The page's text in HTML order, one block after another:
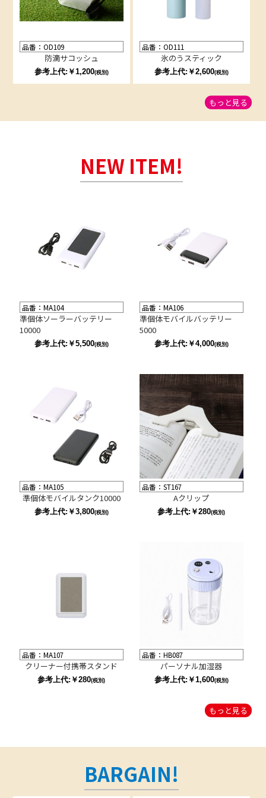
品番：OD109
防滴サコッシュ
参考上代:￥1,200(税別)
品番：OD111
氷のうスティック
参考上代:￥2,600(税別)
もっと見る
NEW ITEM!
品番：MA104
準個体ソーラーバッテリー
10000
参考上代:￥5,500(税別)
品番：MA106
準個体モバイルバッテリー
5000
参考上代:￥4,000(税別)
品番：MA105
準個体モバイルタンク10000
参考上代:￥3,800(税別)
品番：ST167
Aクリップ
参考上代:￥280(税別)
品番：MA107
クリーナー付携帯スタンド
参考上代:￥280(税別)
品番：HB087
パーソナル加湿器
参考上代:￥1,600(税別)
もっと見る
BARGAIN!